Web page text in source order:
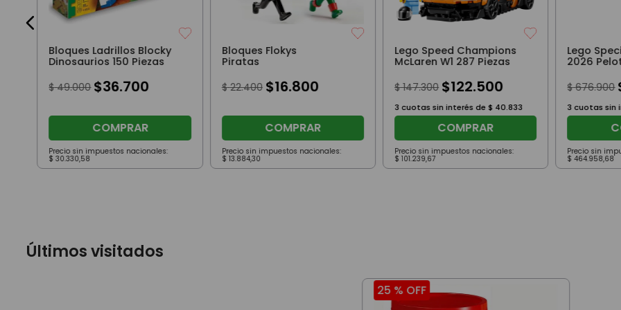
Bloques Ladrillos Blocky
Dinosaurios 150 Piezas
$ 49.000 $36.700
COMPRAR
Precio sin impuestos nacionales:
$ 30.330,58
Bloques Flokys
Piratas
$ 22.400 $16.800
COMPRAR
Precio sin impuestos nacionales:
$ 13.884,30
Lego Speed Champions
McLaren W1 287 Piezas
$ 147.300 $122.500
3 cuotas sin interés de $ 40.833
COMPRAR
Precio sin impuestos nacionales:
$ 101.239,67
Lego
2026
$ 676.900
3 cuotas sin
Precio sin
$ 464.958,68
Últimos visitados
25 %OFF